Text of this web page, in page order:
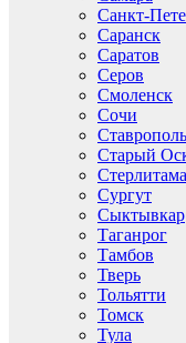
Санкт-
Саранск
Саратов
Серов
Смоленск
Сочи
Ставрополь
Старый
Сургут
Сыктывкар
Таганрог
Тамбов
Тверь
Тольятти
Томск
Тула